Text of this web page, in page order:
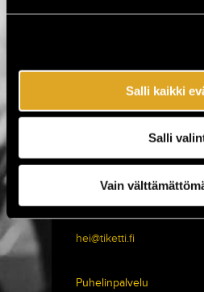
Salli kaikki
Salli
Vain
hei@tiketti.fi
Puhelinpalvelu